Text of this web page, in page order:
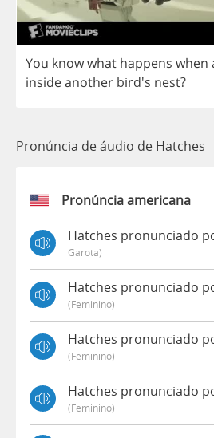
You knowwhat happens when
insideanother bird's nest?
Pronúncia de áudio de Hatches
Pronúncia americana
Hatches pronunciado
Garota)
Hatches pronunciado
(feminino)
Hatches pronunciado
(feminino)
Hatches pronunciado
(feminino)